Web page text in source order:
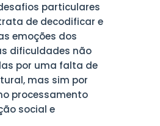
particulares
de decodificar e
emoções dos
dificuldades não
por uma falta de
mas sim por
processamento
social e